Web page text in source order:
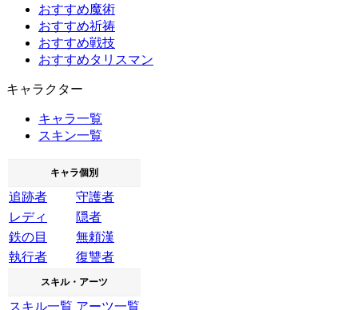
おすすめ魔術
おすすめ祈祷
おすすめ戦技
おすすめタリスマン
キャラクター
キャラ一覧
スキン一覧
キャラ個別
追跡者
守護者
レディ
隠者
鉄の目
無頼漢
執行者
復讐者
スキル・アーツ
スキル一覧 アーツ一覧